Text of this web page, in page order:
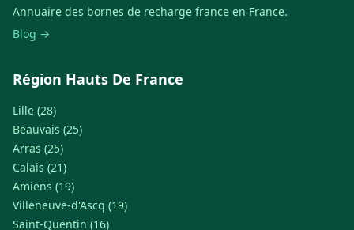
Annuaire des bornes de recharge france en France.
Blog →
Région Hauts De France
Lille (28)
Beauvais (25)
Arras (25)
Calais (21)
Amiens (19)
Villeneuve-d'Ascq (19)
Saint-Quentin (16)